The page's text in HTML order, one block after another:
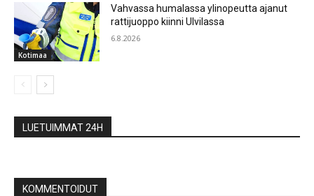
Kotimaa
Vahvassa humalassa ylinopeutta ajanut
rattijuoppo kiinni Ulvilassa
6.8.2026
LUETUIMMAT 24H
KOMMENTOIDUT